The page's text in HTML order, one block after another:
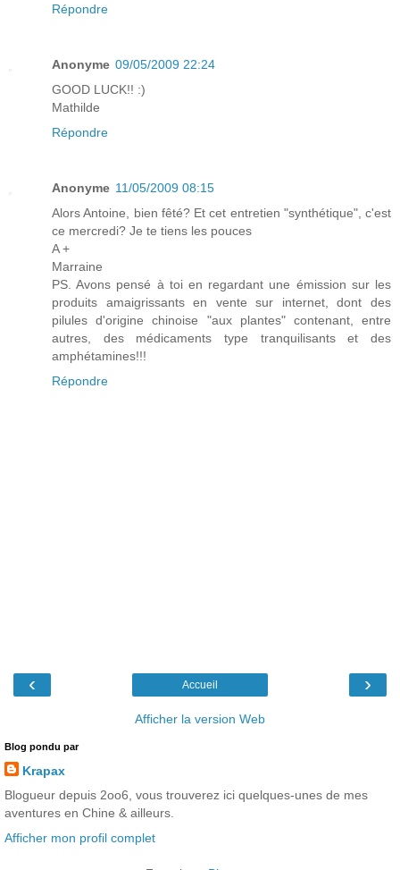
Répondre
Anonyme 09/05/2009 22:24
GOOD LUCK!! :)
Mathilde
Répondre
Anonyme 11/05/2009 08:15
Alors Antoine, bien fêté? Et cet entretien "synthétique", c'est
ce mercredi? Je te tiens les pouces
A +
Marraine
PS. Avons pensé à toi en regardant une émission sur les
produits amaigrissants en vente sur internet, dont des
pilules d'origine chinoise "aux plantes" contenant, entre
autres, des médicaments type tranquilisants et des
amphétamines!!!
Répondre
‹ ›
Accueil
Afficher la version Web
Blog pondu par
Krapax
Blogueur depuis 2oo6, vous trouverez ici quelques-unes de mes
aventures en Chine & ailleurs.
Afficher mon profil complet